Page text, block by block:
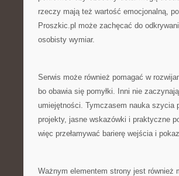
rzeczy mają też wartość emocjonalną,
Proszkic.pl może zachęcać do
osobisty wymiar.
Serwis może również pomagać w
bo obawia się pomyłki. Inni nie
umiejętności. Tymczasem nauka szycia
projekty, jasne wskazówki i praktyczne
więc przełamywać barierę wejścia i
Ważnym elementem strony jest również